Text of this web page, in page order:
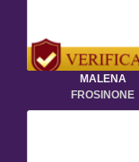
MALENA
FROSINONE